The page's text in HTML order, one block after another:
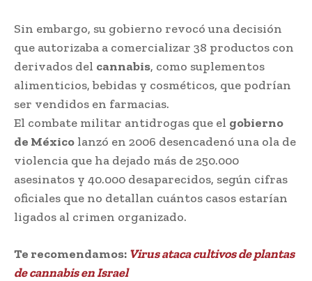
Sin embargo, su gobierno revocó una decisión
que autorizaba a comercializar 38 productos con
derivados del cannabis, como suplementos
alimenticios, bebidas y cosméticos, que podrían
ser vendidos en farmacias.
El combate militar antidrogas que el gobierno
de México lanzó en 2006 desencadenó una ola de
violencia que ha dejado más de 250.000
asesinatos y 40.000 desaparecidos, según cifras
oficiales que no detallan cuántos casos estarían
ligados al crimen organizado.
Te recomendamos: Virus ataca cultivos de plantas
de cannabis en Israel